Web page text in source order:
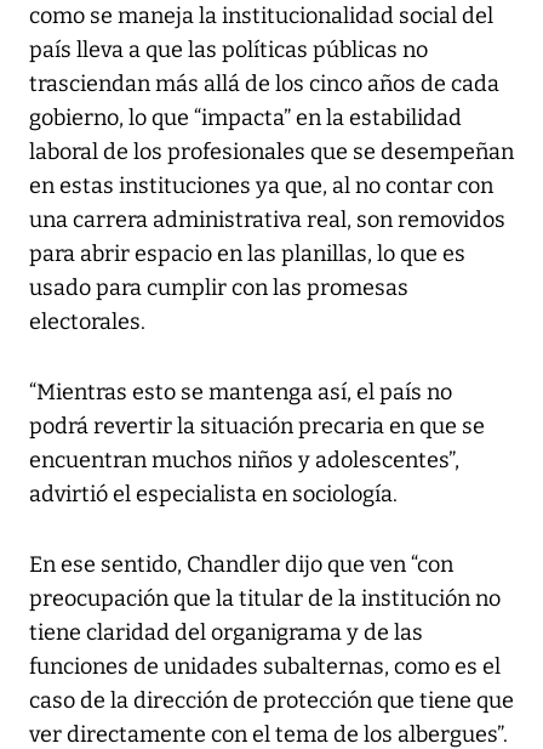
como se maneja la institucionalidad social del
país lleva a que las políticas públicas no
trasciendan más allá de los cinco años de cada
gobierno, lo que “impacta” en la estabilidad
laboral de los profesionales que se desempeñan
en estas instituciones ya que, al no contar con
una carrera administrativa real, son removidos
para abrir espacio en las planillas, lo que es
usado para cumplir con las promesas
electorales.
“Mientras esto se mantenga así, el país no
podrá revertir la situación precaria en que se
encuentran muchos niños y adolescentes”,
advirtió el especialista en sociología.
En ese sentido, Chandler dijo que ven “con
preocupación que la titular de la institución no
tiene claridad del organigrama y de las
funciones de unidades subalternas, como es el
caso de la dirección de protección que tiene que
ver directamente con el tema de los albergues”.